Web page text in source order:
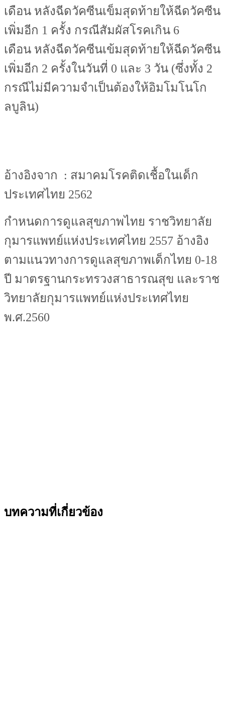
เดือน หลังฉีดวัคซีนเข็มสุดท้ายให้ฉีดวัคซีน
เพิ่มอีก 1 ครั้ง กรณีสัมผัสโรคเกิน 6
เดือน หลังฉีดวัคซีนเข้มสุดท้ายให้ฉีดวัคซีน
เพิ่มอีก 2 ครั้งในวันที่ 0 และ 3 วัน (ซึ่งทั้ง 2
กรณีไม่มีความจำเป็นต้องให้อิมโมโนโก
ลบูลิน)
อ้างอิงจาก : สมาคมโรคติดเชื้อในเด็ก
ประเทศไทย 2562
กำหนดการดูแลสุขภาพไทย ราชวิทยาลัย
กุมารแพทย์แห่งประเทศไทย 2557 อ้างอิง
ตามแนวทางการดูแลสุขภาพเด็กไทย 0-18
ปี มาตรฐานกระทรวงสาธารณสุข และราช
วิทยาลัยกุมารแพทย์แห่งประเทศไทย
พ.ศ.2560
บทความที่เกี่ยวข้อง